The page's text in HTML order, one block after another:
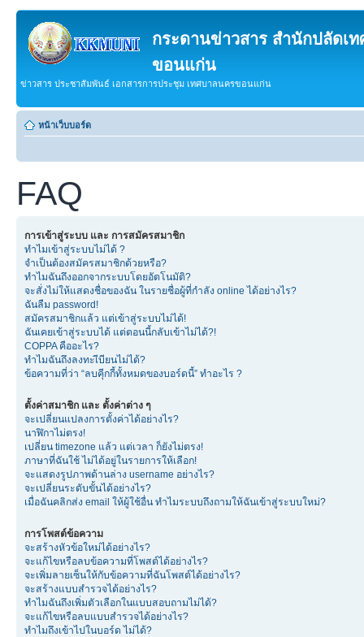
กระดานข่าวสาร สำนักปลัดเ
ขอนแก่น
ข่าวสาร ประชาสัมพันธ์ เอกสารการประชุม เทศบาลนครขอนแก่น
หน้าเว็บบอร์ด
FAQ
การเข้าสู่ระบบ และ การสมัครสมาชิก
ทำไมเข้าสู่ระบบไม่ได้ ?
จำเป็นต้องสมัครสมาชิกด้วยหรือ?
ทำไมฉันถึงออกจากระบบโดยอัตโนมัติ?
จะสั่งไม่ให้แสดงชื่อของฉัน ในรายชื่อผู้ที่กำลัง online ได้อย่างไร?
ฉันลืม password!
สมัครสมาชิกแล้ว แต่เข้าสู่ระบบไม่ได้!
ฉันเคยเข้าสู่ระบบได้ แต่ตอนนี้กลับเข้าไม่ได้?!
COPPA คืออะไร?
ทำไมฉันถึงลงทะเีบียนไม่ได้?
ข้อความที่ว่า “ลบคุีกกี้ทั้งหมดของบอร์ดนี้” ทำอะไร ?
ตั้งค่าสมาชิก และ ตั้งค่าต่าง ๆ
จะเปลี่ยนแปลงการตั้งค่าได้อย่างไร?
นาฬิกาไม่ตรง!
เปลี่ยน timezone แล้ว แต่เวลา ก็ยังไม่ตรง!
ภาษาที่ฉันใช้ ไม่ได้อยู่ในรายการให้เลือก!
จะแสดงรูปภาพด้านล่าง username อย่างไร?
จะเปลี่ยนระดับขั้นได้อย่างไร?
เมื่อฉันคลิกส่ง email ให้ผู้ใช้อื่น ทำไมระบบถึงถามให้ฉันเข้าสู่ระบบใหม่?
การโพสต์ข้อความ
จะสร้างหัวข้อใหม่ได้อย่างไร?
จะแก้ไขหรือลบข้อความที่โพสต์ได้อย่างไร?
จะเพิ่มลายเซ็นให้กับข้อความที่ฉันโพสต์ได้อย่างไร?
จะสร้างแบบสำรวจได้อย่างไร?
ทำไมฉันถึงเพิ่มตัวเลือกในแบบสอบถามไม่ได้?
จะแก้ไขหรือลบแบบสำรวจได้อย่างไร?
ทำไมถึงเข้าไปในบอร์ด ไม่ได้?